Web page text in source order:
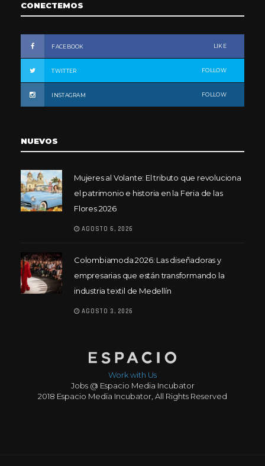
CONECTEMOS
FACEBOOK LIKE
TWITTER FOLLOW
INSTAGRAM FOLLOW
NUEVOS
Mujeres al Volante: El tributo que revoluciona
el patrimonio e historia en la Feria de las
Flores 2026
AGOSTO 6, 2026
Colombiamoda 2026: Las diseñadoras y
empresarias que están transformando la
industria textil de Medellín
AGOSTO 3, 2026
Work with Us
Jobs @ Espacio Media Incubator
2018 Espacio Media Incubator, All Rights Reserved